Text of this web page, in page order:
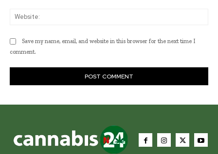
Save my name, email, and website in this browser for the next time I
comment.